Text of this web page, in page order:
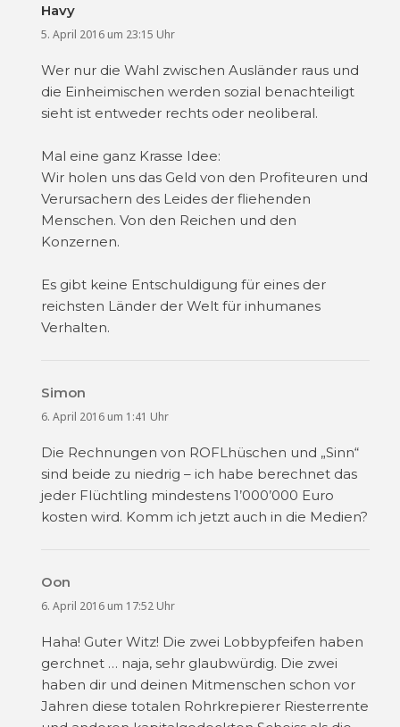
Havy
5. April 2016 um 23:15 Uhr
Wer nur die Wahl zwischen Ausländer raus und
die Einheimischen werden sozial benachteiligt
sieht ist entweder rechts oder neoliberal.
Mal eine ganz Krasse Idee:
Wir holen uns das Geld von den Profiteuren und
Verursachern des Leides der fliehenden
Menschen. Von den Reichen und den
Konzernen.
Es gibt keine Entschuldigung für eines der
reichsten Länder der Welt für inhumanes
Verhalten.
Simon
6. April 2016 um 1:41 Uhr
Die Rechnungen von ROFLhüschen und „Sinn“
sind beide zu niedrig – ich habe berechnet das
jeder Flüchtling mindestens 1’000’000 Euro
kosten wird. Komm ich jetzt auch in die Medien?
Oon
6. April 2016 um 17:52 Uhr
Haha! Guter Witz! Die zwei Lobbypfeifen haben
gerchnet … naja, sehr glaubwürdig. Die zwei
haben dir und deinen Mitmenschen schon vor
Jahren diese totalen Rohrkrepierer Riesterrente